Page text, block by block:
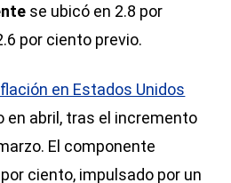
se ubicó en 2.8 por
por ciento previo.
en Estados Unidos
en abril, tras el incremento
El componente
ciento, impulsado por un